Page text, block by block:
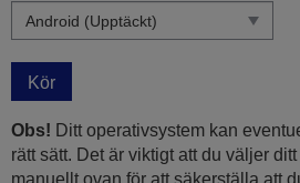
Kör
Obs! Ditt operativsystem kan
rätt sätt. Det är viktigt att du väljer